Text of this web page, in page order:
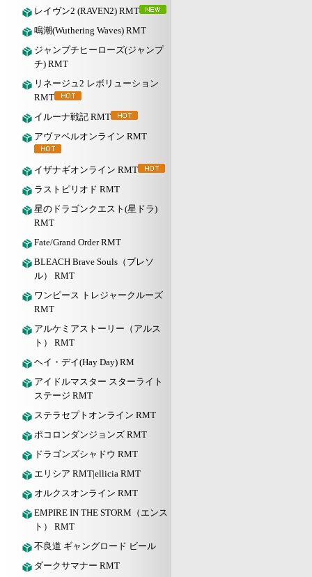
レイヴン2 (RAVEN2) RMT
鳴潮(Wuthering Waves) RMT
ジャンプチヒーローズ(ジャンプ
チ) RMT
リネージュ2 レボリューション
RMT
イルーナ戦記 RMT
アヴァベルオンライン RMT
イザナギオンライン RMT
ラストピリオド RMT
星のドラゴンクエスト(星ドラ)
RMT
Fate/Grand Order RMT
BLEACH Brave Souls（ブレソ
ル） RMT
ワンピース トレジャークルーズ
RMT
アルケミアストーリー（アルス
ト） RMT
ヘイ・デイ(Hay Day) RM
アイドルマスター スターライト
ステージ RMT
ステラセプトオンライン RMT
ポコロンダンジョンズ RMT
ドラゴンズシャドウ RMT
エリシア RMT|ellicia RMT
オルクスオンライン RMT
EMPIRE IN THE STORM（エンス
ト） RMT
不良道 ギャングロード ビール
ダークサマナー RMT